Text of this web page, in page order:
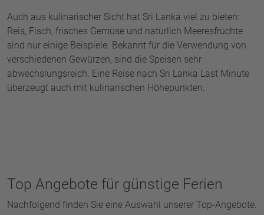
Auch aus kulinarischer Sicht hat Sri Lanka viel zu bieten:
Reis, Fisch, frisches Gemüse und natürlich Meeresfrüchte
sind nur einige Beispiele. Bekannt für die Verwendung von
verschiedenen Gewürzen, sind die Speisen sehr
abwechslungsreich. Eine Reise nach Sri Lanka Last Minute
überzeugt auch mit kulinarischen Höhepunkten.
Top Angebote für günstige Ferien
Nachfolgend finden Sie eine Auswahl unserer Top-Angebote.